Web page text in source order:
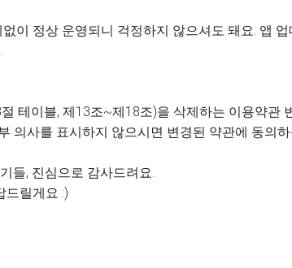
이 정상 운영되니 걱정하지 않으셔도 돼요. 앱
테이블, 제13조~제18조)을 삭제하는 이용약
의사를 표시하지 않으시면 변경된 약관에 동의
들, 진심으로 감사드려요.
드릴게요 :)